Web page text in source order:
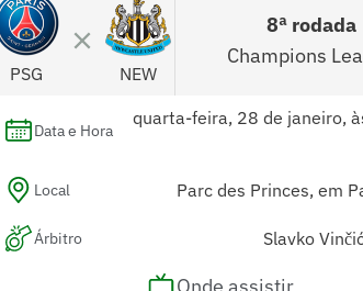
PSG NEW
8ª rodada
Champions
Data e Hora
quarta-feira, 28 de janeiro,
Local Parc des Princes, em
Árbitro Slavko